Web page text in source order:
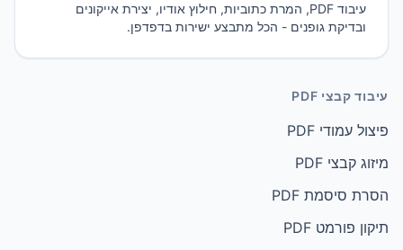
עיבוד PDF, המרת כתוביות, חילוץ אודיו, יצירת אייקונים
ובדיקת גופנים - הכל מתבצע ישירות בדפדפן.
עיבוד קבצי PDF
פיצול עמודי PDF
מיזוג קבצי PDF
הסרת סיסמת PDF
תיקון פורמט PDF